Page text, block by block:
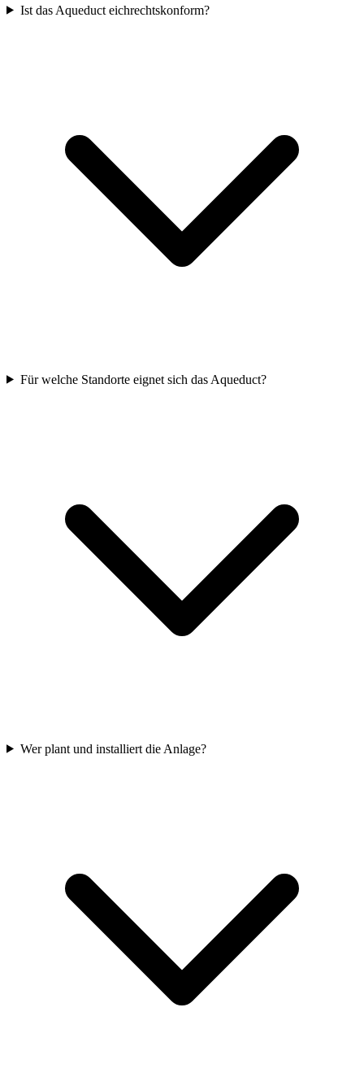
Ist das Aqueduct eichrechtskonform?
Für welche Standorte eignet sich das Aqueduct?
Wer plant und installiert die Anlage?